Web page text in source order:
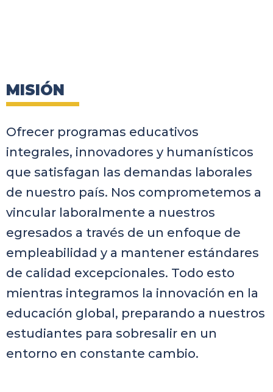
MISIÓN
Ofrecer programas educativos
integrales, innovadores y humanísticos
que satisfagan las demandas laborales
de nuestro país. Nos comprometemos a
vincular laboralmente a nuestros
egresados a través de un enfoque de
empleabilidad y a mantener estándares
de calidad excepcionales. Todo esto
mientras integramos la innovación en la
educación global, preparando a nuestros
estudiantes para sobresalir en un
entorno en constante cambio.